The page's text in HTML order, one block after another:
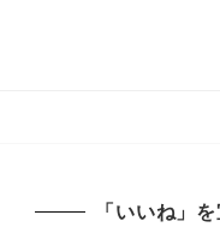
「いいね」